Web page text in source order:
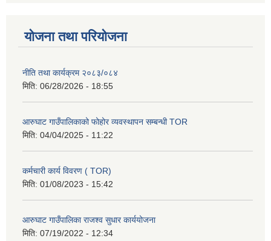
योजना तथा परियोजना
नीति तथा कार्यक्रम २०८३/०८४
मिति: 06/28/2026 - 18:55
आरुघाट गाउँपालिकाको फोहोर व्यवस्थापन सम्बन्धी TOR
मिति: 04/04/2025 - 11:22
कर्मचारी कार्य विवरण ( TOR)
मिति: 01/08/2023 - 15:42
आरुघाट गाउँपालिका राजश्व सुधार कार्ययोजना
मिति: 07/19/2022 - 12:34